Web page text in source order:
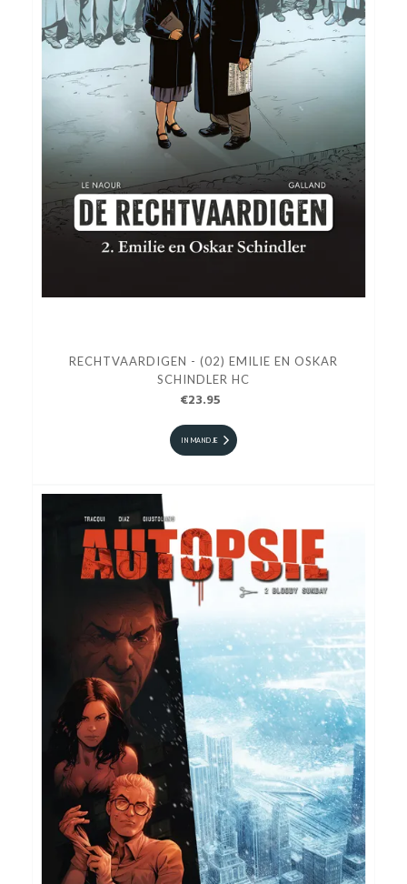
RECHTVAARDIGEN - (02) EMILIE EN OSKAR
SCHINDLER HC
€23.95
IN MANDJE